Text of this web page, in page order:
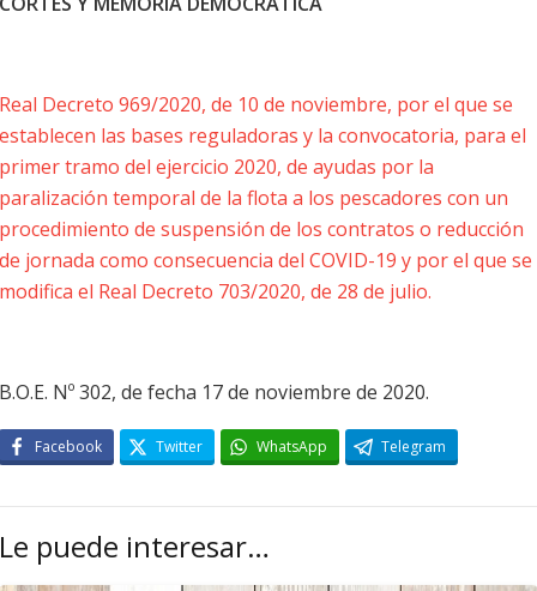
Real Decreto 969/2020, de 10 de noviembre, por el que se
establecen las bases reguladoras y la convocatoria, para el
primer tramo del ejercicio 2020, de ayudas por la
paralización temporal de la flota a los pescadores con un
procedimiento de suspensión de los contratos o reducción
de jornada como consecuencia del COVID-19 y por el que se
modifica el Real Decreto 703/2020, de 28 de julio.
B.O.E. Nº 302, de fecha 17 de noviembre de 2020.
Facebook Twitter WhatsApp Telegram
Le puede interesar…